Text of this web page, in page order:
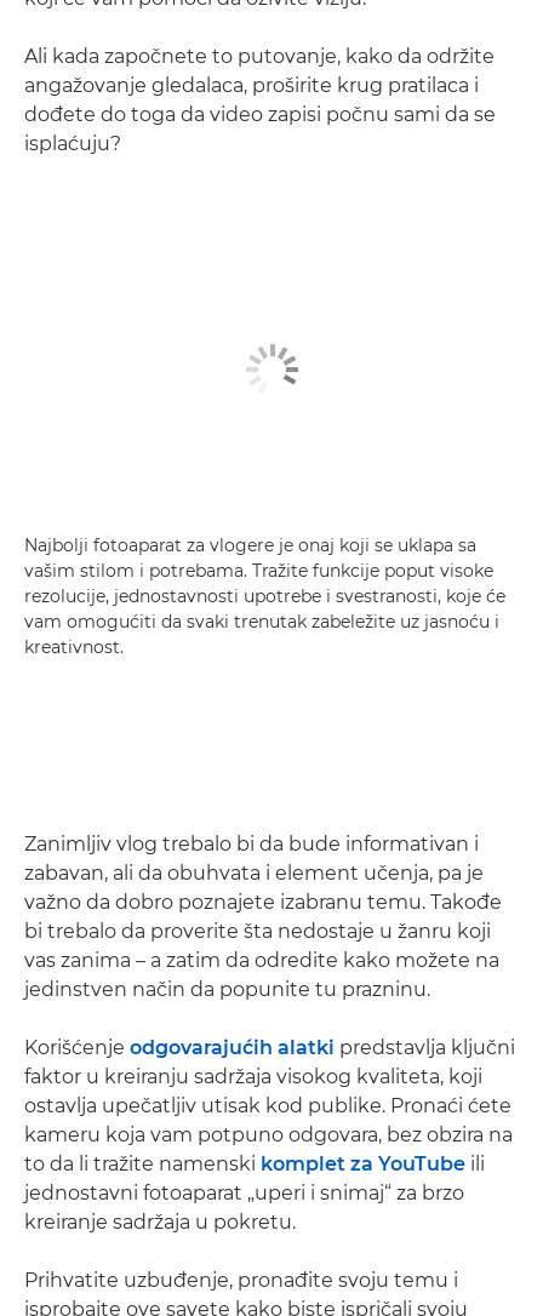
Ali kada započnete to putovanje, kako da održite
angažovanje gledalaca, proširite krug pratilaca i
dođete do toga da video zapisi počnu sami da se
isplaćuju?
Najbolji fotoaparat za vlogere je onaj koji se uklapa sa
vašim stilom i potrebama. Tražite funkcije poput visoke
rezolucije, jednostavnosti upotrebe i svestranosti, koje će
vam omogućiti da svaki trenutak zabeležite uz jasnoću i
kreativnost.
Zanimljiv vlog trebalo bi da bude informativan i
zabavan, ali da obuhvata i element učenja, pa je
važno da dobro poznajete izabranu temu. Takođe
bi trebalo da proverite šta nedostaje u žanru koji
vas zanima – a zatim da odredite kako možete na
jedinstven način da popunite tu prazninu.
Korišćenje odgovarajućih alatki predstavlja ključni
faktor u kreiranju sadržaja visokog kvaliteta, koji
ostavlja upečatljiv utisak kod publike. Pronaći ćete
kameru koja vam potpuno odgovara, bez obzira na
to da li tražite namenski komplet za YouTube ili
jednostavni fotoaparat „uperi i snimaj“ za brzo
kreiranje sadržaja u pokretu.
Prihvatite uzbuđenje, pronađite svoju temu i
isprobajte ove savete kako biste ispričali svoju